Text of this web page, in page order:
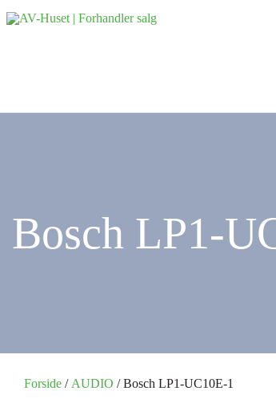
Bosch LP1-
Forside / AUDIO / Bosch LP1-UC10E-1